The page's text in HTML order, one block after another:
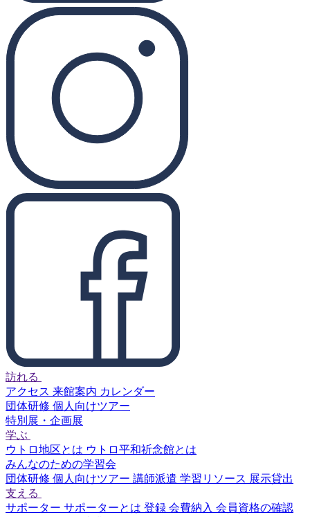
訪れる
アクセス 来館案内 カレンダー
団体研修 個人向けツアー
特別展・企画展
学ぶ
ウトロ地区とは ウトロ平和祈念館とは
みんなのための学習会
団体研修 個人向けツアー 講師派遣 学習リソース 展示貸出
支える
サポーター サポーターとは 登録 会費納入 会員資格の確認